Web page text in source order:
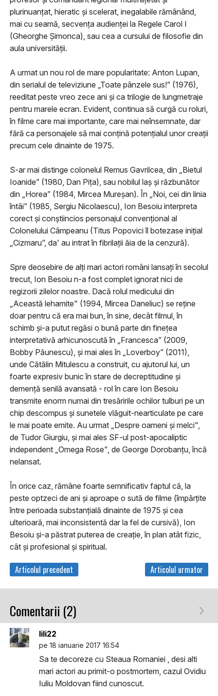
plurinuanţat, hieratic şi scelerat, inegalabile rămânând,
mai cu seamă, secvenţa audienţei la Regele Carol I
(Gheorghe Șimonca), sau cea a cursului de filosofie din
aula universităţii.
A urmat un nou rol de mare popularitate: Anton Lupan,
din serialul de televiziune „Toate pânzele sus!” (1976),
reeditat peste vreo zece ani şi ca trilogie de lungmetraje
pentru marele ecran. Evident, continua să curgă cu roluri,
în filme care mai importante, care mai neînsemnate, dar
fără ca personajele să mai conţină potenţialul unor creaţii
precum cele dinainte de 1975.
S-ar mai distinge colonelul Remus Gavrilcea, din „Bietul
Ioanide” (1980, Dan Pița), sau nobilul laş şi răzbunător
din „Horea” (1984, Mircea Mureşan). În „Noi, cei din linia
întâi” (1985, Sergiu Nicolaescu), Ion Besoiu interpreta
corect şi conştiincios personajul convenţional al
Colonelului Câmpeanu (Titus Popovici îl botezase iniţial
„Cizmaru”, da' au intrat în fibrilaţii ăia de la cenzură).
Spre deosebire de alţi mari actori români lansaţi în secolul
trecut, Ion Besoiu n-a fost complet ignorat nici de
regizorii zilelor noastre. Dacă rolul medicului din
„Această lehamite" (1994, Mircea Daneliuc) se reţine
doar pentru că era mai bun, în sine, decât filmul, în
schimb şi-a putut regăsi o bună parte din fineţea
interpretativă arhicunoscută în „Francesca” (2009,
Bobby Păunescu), şi mai ales în „Loverboy” (2011),
unde Cătălin Mitulescu a construit, cu ajutorul lui, un
foarte expresiv bunic în stare de decreptitudine şi
demenţă senilă avansată - rol în care Ion Besoiu
transmite enorm numai din tresăririle ochilor tulburi pe un
chip descompus şi sunetele vlăguit-nearticulate pe care
le mai poate emite. Au urmat „Despre oameni și melci",
de Tudor Giurgiu, şi mai ales SF-ul post-apocaliptic
independent „Omega Rose", de George Dorobanțu, încă
nelansat.
În orice caz, rămâne foarte semnificativ faptul că, la
peste optzeci de ani şi aproape o sută de filme (împărţite
între perioada substanţială dinainte de 1975 şi cea
ulterioară, mai inconsistentă dar la fel de cursivă), Ion
Besoiu și-a păstrat puterea de creaţie, în plan atât fizic,
cât şi profesional şi spiritual.
Articolul precedent Articolul urmator
Comentarii (2)
lili22
pe 18 ianuarie 2017 16:54
Sa te decoreze cu Steaua Romaniei , desi alti
mari actori au primit-o postmortem, cazul Ovidiu
Iuliu Moldovan fiind cunoscut.